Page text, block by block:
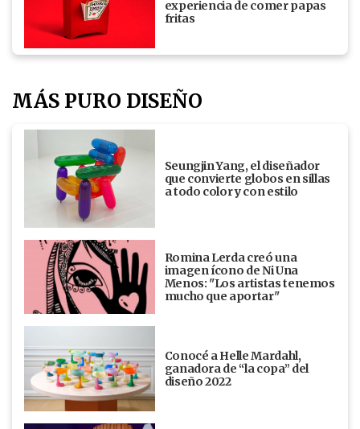
experiencia de comer papas
fritas
MÁS PURO DISEÑO
Seungjin Yang, el diseñador
que convierte globos en sillas
a todo color y con estilo
Romina Lerda creó una
imagen ícono de Ni Una
Menos: "Los artistas tenemos
mucho que aportar"
Conocé a Helle Mardahl,
ganadora de “la copa” del
diseño 2022